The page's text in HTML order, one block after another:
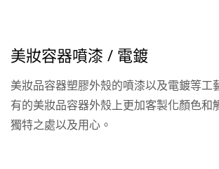
美妝容器噴漆 / 電鍍
美妝品容器塑膠外殼的噴漆以及電鍍等工
有的美妝品容器外殼上更加客製化顏色和
獨特之處以及用心。